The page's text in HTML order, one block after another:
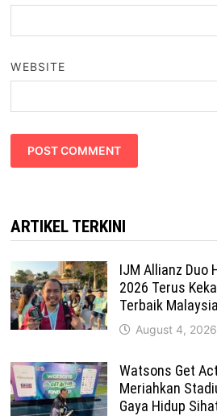
WEBSITE
ARTIKEL TERKINI
IJM Allianz Duo
2026 Terus
Terbaik Malaysia
August 4, 2026
Watsons Get
Meriahkan
Gaya Hidup